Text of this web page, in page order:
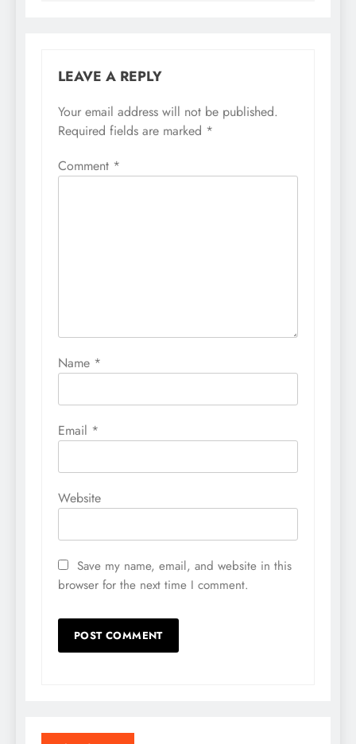
LEAVE A REPLY
Your email address will not be published.
Required fields are marked *
Comment *
Name *
Email *
Website
Save my name, email, and website in this
browser for the next time I comment.